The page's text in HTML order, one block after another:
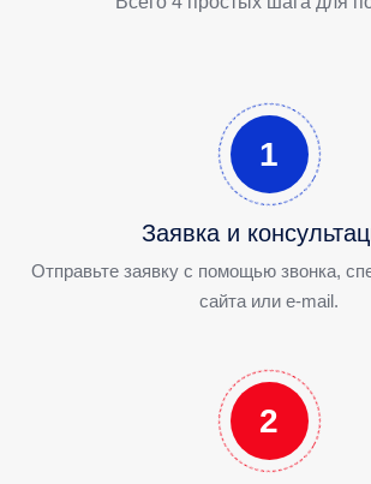
1
Заявка и
Отправьте заявку с помощью звонка,
сайта или e-mail.
2